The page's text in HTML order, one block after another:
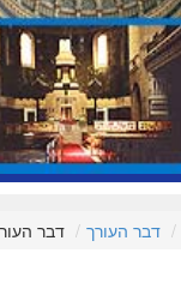
דבר העורך דבר